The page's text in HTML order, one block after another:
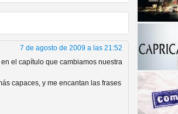
7 de agosto de 2009 a las 21:52
el capítulo que cambiamos nuestra
capaces, y me encantan las frases